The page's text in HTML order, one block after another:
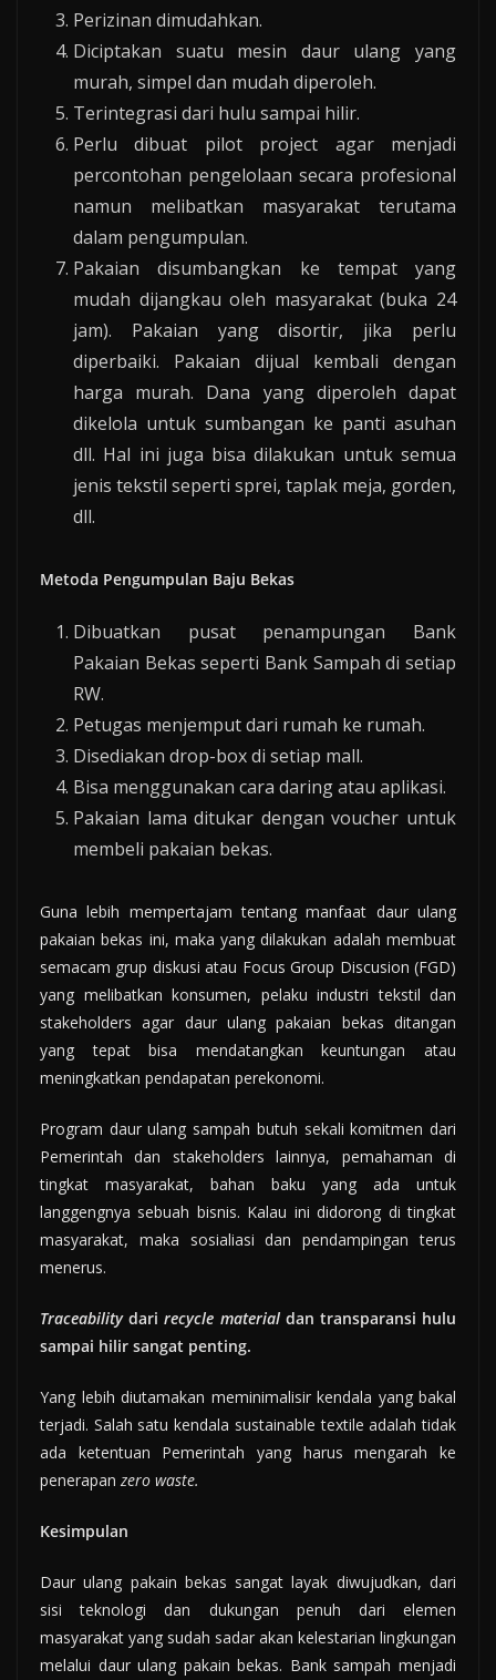
Perizinan dimudahkan.
Diciptakan suatu mesin daur ulang yang
murah, simpel dan mudah diperoleh.
Terintegrasi dari hulu sampai hilir.
Perlu dibuat pilot project agar menjadi
percontohan pengelolaan secara profesional
namun melibatkan masyarakat terutama
dalam pengumpulan.
Pakaian disumbangkan ke tempat yang
mudah dijangkau oleh masyarakat (buka 24
jam). Pakaian yang disortir, jika perlu
diperbaiki. Pakaian dijual kembali dengan
harga murah. Dana yang diperoleh dapat
dikelola untuk sumbangan ke panti asuhan
dll. Hal ini juga bisa dilakukan untuk semua
jenis tekstil seperti sprei, taplak meja, gorden,
dll.
Metoda Pengumpulan Baju Bekas
Dibuatkan pusat penampungan Bank
Pakaian Bekas seperti Bank Sampah di setiap
RW.
Petugas menjemput dari rumah ke rumah.
Disediakan drop-box di setiap mall.
Bisa menggunakan cara daring atau aplikasi.
Pakaian lama ditukar dengan voucher untuk
membeli pakaian bekas.
Guna lebih mempertajam tentang manfaat daur ulang
pakaian bekas ini, maka yang dilakukan adalah membuat
semacam grup diskusi atau Focus Group Discusion (FGD)
yang melibatkan konsumen, pelaku industri tekstil dan
stakeholders agar daur ulang pakaian bekas ditangan
yang tepat bisa mendatangkan keuntungan atau
meningkatkan pendapatan perekonomi.
Program daur ulang sampah butuh sekali komitmen dari
Pemerintah dan stakeholders lainnya, pemahaman di
tingkat masyarakat, bahan baku yang ada untuk
langgengnya sebuah bisnis. Kalau ini didorong di tingkat
masyarakat, maka sosialiasi dan pendampingan terus
menerus.
Traceabilitydarirecycle materialdan transparansi hulu
sampai hilir sangat penting.
Yang lebih diutamakan meminimalisir kendala yang bakal
terjadi. Salah satu kendala sustainable textile adalah tidak
ada ketentuan Pemerintah yang harus mengarah ke
penerapan zero waste.
Kesimpulan
Daur ulang pakain bekas sangat layak diwujudkan, dari
sisi teknologi dan dukungan penuh dari elemen
masyarakat yang sudah sadar akan kelestarian lingkungan
melalui daur ulang pakain bekas. Bank sampah menjadi